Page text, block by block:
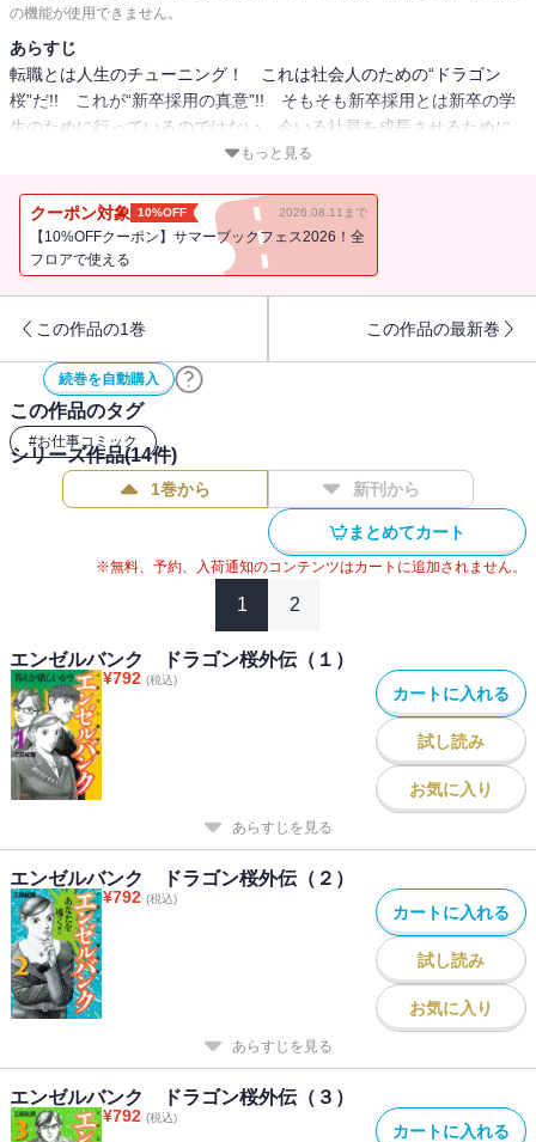
の機能が使用できません。
あらすじ
転職とは人生のチューニング！ これは社会人のための“ドラゴン
桜”だ!! これが“新卒採用の真意”!! そもそも新卒採用とは新卒の学
生のために行っているのではない、今いる社員を成長させるために
行われているのだ!! 会社を知れば世の中が見えてくる。視点を変え
もっと見る
クーポン対象 10%OFF 2026.08.11まで
【10%OFFクーポン】サマーブックフェス2026！全
フロアで使える
この作品の1巻 この作品の最新巻
続巻を自動購入
この作品のタグ
#お仕事コミック
シリーズ作品(14件)
1巻から 新刊から
まとめてカート
※無料、予約、入荷通知のコンテンツはカートに追加されません。
1 2
エンゼルバンク ドラゴン桜外伝（１）
¥792 (税込)
カートに入れる
試し読み
お気に入り
あらすじを見る
エンゼルバンク ドラゴン桜外伝（２）
¥792 (税込)
カートに入れる
試し読み
お気に入り
あらすじを見る
エンゼルバンク ドラゴン桜外伝（３）
¥792 (税込)
カートに入れる